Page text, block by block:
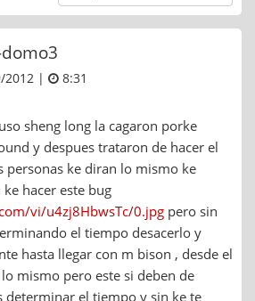
2012 | 8:31
sheng long la cagaron porke
y despues trataron de hacer el
personas ke diran lo mismo ke
hacer este bug
vi/u4zj8HbwsTc/0.jpg pero sin
el tiempo desacerlo y
hasta llegar con m bison , desde el
mismo pero este si deben de
determinar el tiempo y sin ke te